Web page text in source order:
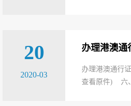
20
2020-03
办理港澳通
办理港澳通行
查看原件) 六